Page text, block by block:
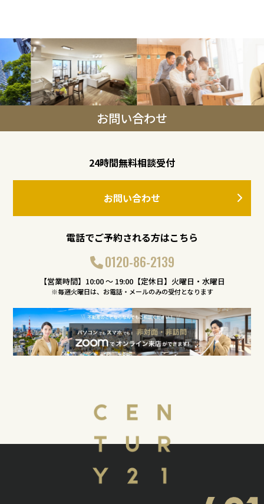
お問い合わせ
24時間無料相談受付
お問い合わせ
電話でご予約される方はこちら
0120-86-2139
【営業時間】10:00 〜 19:00【定休日】火曜日・水曜日
※毎週火曜日は、お電話・メールのみの受付となります